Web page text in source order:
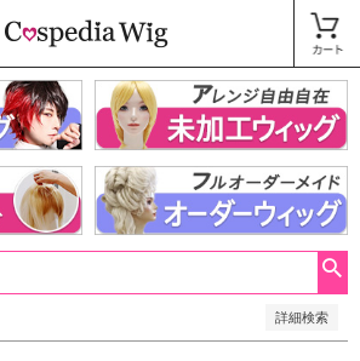
詳細検索
〜